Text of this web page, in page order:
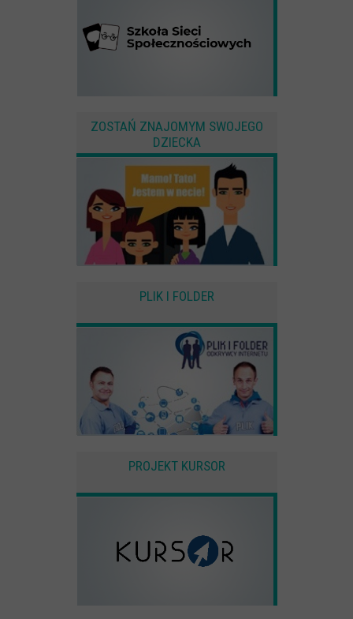
ZOSTAŃ ZNAJOMYM SWOJEGO
DZIECKA
PLIK I FOLDER
PROJEKT KURSOR